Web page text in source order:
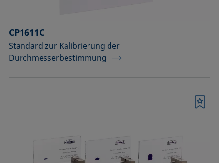
CP1611C
Standard zur Kalibrierung der
Durchmesserbestimmung